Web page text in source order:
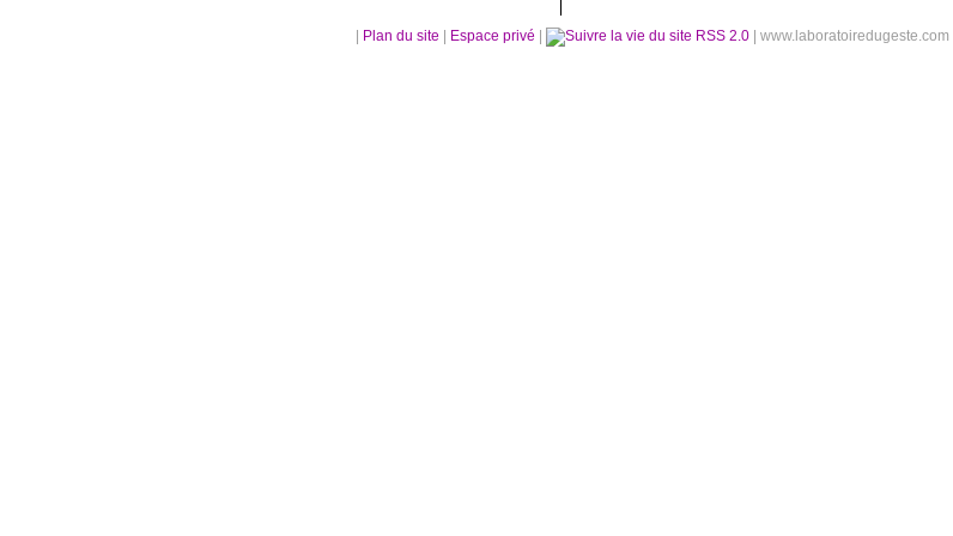
Plan du site Espace privé RSS 2.0 | www.laboratoiredugeste.com |